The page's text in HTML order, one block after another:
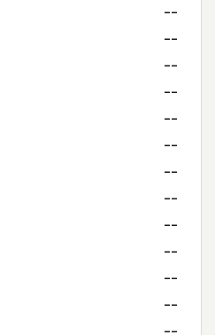
--
--
--
--
--
--
--
--
--
--
--
--
--